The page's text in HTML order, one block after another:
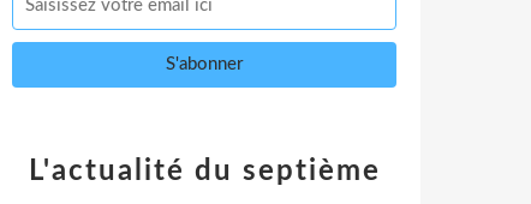
L'actualité du septième